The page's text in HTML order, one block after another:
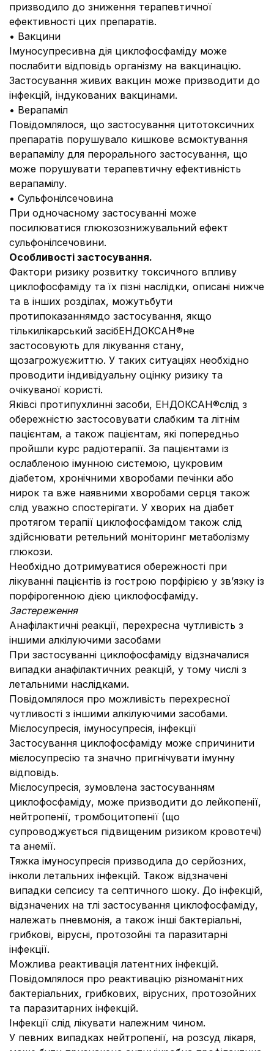
призводило до зниження терапевтичної
ефективності цих препаратів.
• Вакцини
Імуносупресивна дія циклофосфаміду може
послабити відповідь організму на вакцинацію.
Застосування живих вакцин може призводити до
інфекцій, індукованих вакцинами.
• Верапаміл
Повідомлялося, що застосування цитотоксичних
препаратів порушувало кишкове всмоктування
верапамілу для перорального застосування, що
може порушувати терапевтичну ефективність
верапамілу.
• Сульфонілсечовина
При одночасному застосуванні може
посилюватися глюкозознижувальний ефект
сульфонілсечовини.
Особливості застосування.
Фактори ризику розвитку токсичного впливу
циклофосфаміду та їх пізні наслідки, описані нижче
та в інших розділах, можутьбути
протипоказаннямдо застосування, якщо
тількилікарський засібЕНДОКСАН®не
застосовують для лікування стану,
щозагрожуєжиттю. У таких ситуаціях необхідно
проводити індивідуальну оцінку ризику та
очікуваної користі.
Яківсі протипухлинні засоби, ЕНДОКСАН®слід з
обережністю застосовувати слабким та літнім
пацієнтам, а також пацієнтам, які попередньо
пройшли курс радіотерапії. За пацієнтами із
ослабленою імунною системою, цукровим
діабетом, хронічними хворобами печінки або
нирок та вже наявними хворобами серця також
слід уважно спостерігати. У хворих на діабет
протягом терапії циклофосфамідом також слід
здійснювати ретельний моніторинг метаболізму
глюкози.
Необхідно дотримуватися обережності при
лікуванні пацієнтів із гострою порфірією у зв’язку із
порфірогенною дією циклофосфаміду.
Застереження
Анафілактичні реакції, перехресна чутливість з
іншими алкілуючими засобами
При застосуванні циклофосфаміду відзначалися
випадки анафілактичних реакцій, у тому числі з
летальними наслідками.
Повідомлялося про можливість перехресної
чутливості з іншими алкілуючими засобами.
Мієлосупресія, імуносупресія, інфекції
Застосування циклофосфаміду може спричинити
мієлосупресію та значно пригнічувати імунну
відповідь.
Мієлосупресія, зумовлена застосуванням
циклофосфаміду, може призводити до лейкопенії,
нейтропенії, тромбоцитопенії (що
супроводжується підвищеним ризиком кровотечі)
та анемії.
Тяжка імуносупресія призводила до серйозних,
інколи летальних інфекцій. Також відзначені
випадки сепсису та септичного шоку. До інфекцій,
відзначених на тлі застосування циклофосфаміду,
належать пневмонія, а також інші бактеріальні,
грибкові, вірусні, протозойні та паразитарні
інфекції.
Можлива реактивація латентних інфекцій.
Повідомлялося про реактивацію різноманітних
бактеріальних, грибкових, вірусних, протозойних
та паразитарних інфекцій.
Інфекції слід лікувати належним чином.
У певних випадках нейтропенії, на розсуд лікаря,